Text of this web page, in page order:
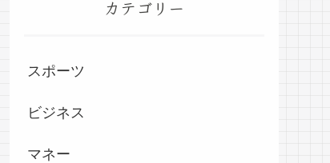
カテゴリー
スポーツ
ビジネス
マネー